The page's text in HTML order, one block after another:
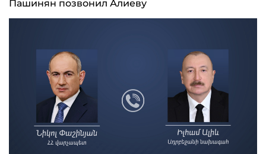
Пашинян позвонил Алиеву